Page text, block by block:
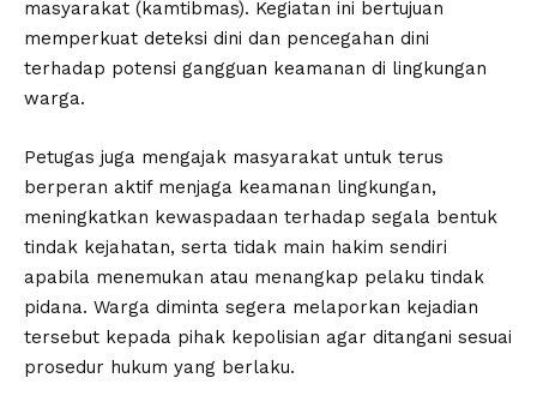
masyarakat (kamtibmas). Kegiatan ini bertujuan
memperkuat deteksi dini dan pencegahan dini
terhadap potensi gangguan keamanan di lingkungan
warga.
Petugas juga mengajak masyarakat untuk terus
berperan aktif menjaga keamanan lingkungan,
meningkatkan kewaspadaan terhadap segala bentuk
tindak kejahatan, serta tidak main hakim sendiri
apabila menemukan atau menangkap pelaku tindak
pidana. Warga diminta segera melaporkan kejadian
tersebut kepada pihak kepolisian agar ditangani sesuai
prosedur hukum yang berlaku.